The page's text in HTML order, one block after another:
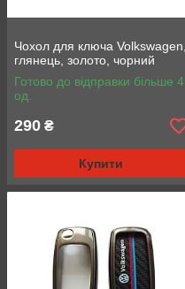
Чохол для ключа Volkswagen,
глянець, золото, чорний
Готово до відправки більше 4
од.
290 ₴
Купити